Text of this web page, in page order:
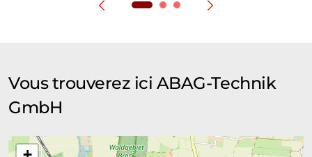
Vous trouverez ici ABAG-Technik
GmbH